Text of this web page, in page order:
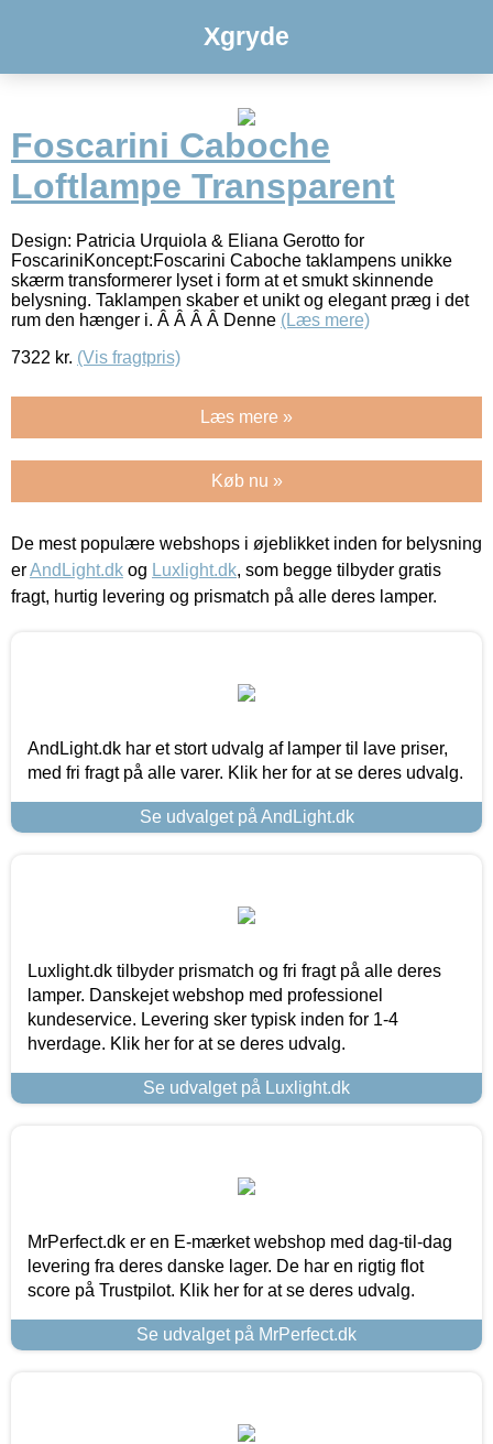
Xgryde
Foscarini Caboche
Loftlampe Transparent
Design: Patricia Urquiola & Eliana Gerotto for
FoscariniKoncept:Foscarini Caboche taklampens unikke
skærm transformerer lyset i form at et smukt skinnende
belysning. Taklampen skaber et unikt og elegant præg i det
rum den hænger i. Â Â Â Â Denne (Læs mere)
7322 kr. (Vis fragtpris)
Læs mere »
Køb nu »
De mest populære webshops i øjeblikket inden for belysning
erAndLight.dk og Luxlight.dk, som begge tilbyder gratis
fragt, hurtig levering og prismatch på alle deres lamper.
AndLight.dk har et stort udvalg af lamper til lave priser,
med fri fragt på alle varer. Klik her for at se deres udvalg.
Se udvalget på AndLight.dk
Luxlight.dk tilbyder prismatch og fri fragt på alle deres
lamper. Danskejet webshop med professionel
kundeservice. Levering sker typisk inden for 1-4
hverdage. Klik her for at se deres udvalg.
Se udvalget på Luxlight.dk
MrPerfect.dk er en E-mærket webshop med dag-til-dag
levering fra deres danske lager. De har en rigtig flot
score på Trustpilot. Klik her for at se deres udvalg.
Se udvalget på MrPerfect.dk